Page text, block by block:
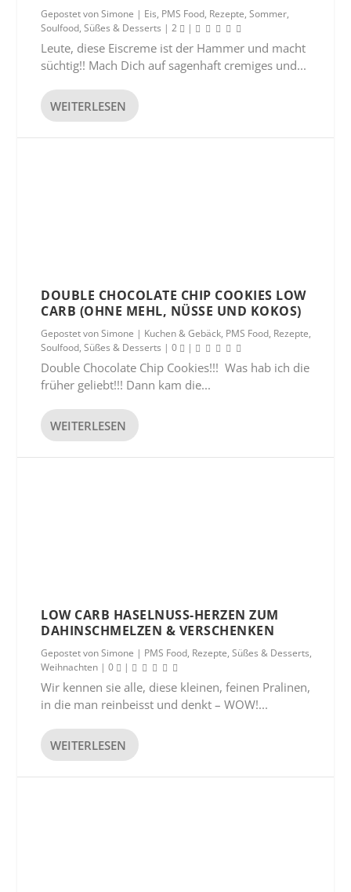
Gepostet vonSimone | Eis, PMS Food, Rezepte,Sommer,
Soulfood,Süßes & Desserts |2 |
Leute, diese Eiscreme ist der Hammer und macht
süchtig!! Mach Dich auf sagenhaft cremiges und...
WEITERLESEN
DOUBLE CHOCOLATE CHIP COOKIES LOW
CARB (OHNE MEHL, NÜSSE UND KOKOS)
Gepostet vonSimone | Kuchen & Gebäck, PMS Food, Rezepte,
Soulfood,Süßes & Desserts |0 |
Double Chocolate Chip Cookies!!! Was hab ich die
früher geliebt!!! Dann kam die...
WEITERLESEN
LOW CARB HASELNUSS-HERZEN ZUM
DAHINSCHMELZEN & VERSCHENKEN
Gepostet vonSimone | PMS Food, Rezepte,Süßes & Desserts,
Weihnachten |0 |
Wir kennen sie alle, diese kleinen, feinen Pralinen,
in die man reinbeisst und denkt – WOW!...
WEITERLESEN